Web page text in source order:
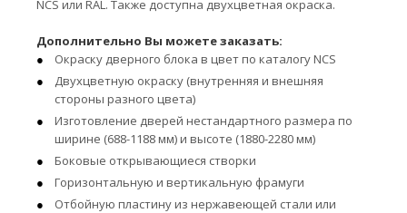
NCS или RAL. Также доступна двухцветная окраска.
Дополнительно Вы можете заказать:
Окраску дверного блока в цвет по каталогу NCS
Двухцветную окраску (внутренняя и внешняя
стороны разного цвета)
Изготовление дверей нестандартного размера по
ширине (688-1188 мм) и высоте (1880-2280 мм)
Боковые открывающиеся створки
Горизонтальную и вертикальную фрамуги
Отбойную пластину из нержавеющей стали или